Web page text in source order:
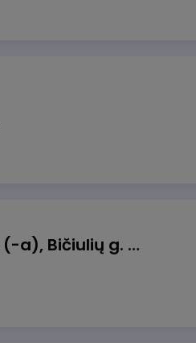
Kasininkas (-ė) - pardavėjas (-a), Bičiulių g. 36, Bukiškis, Vilnius